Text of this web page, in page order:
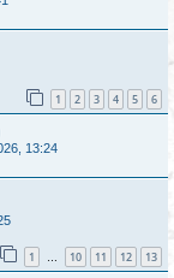
1 2 3 4 5 6
13:24
1 … 10 11 12 13